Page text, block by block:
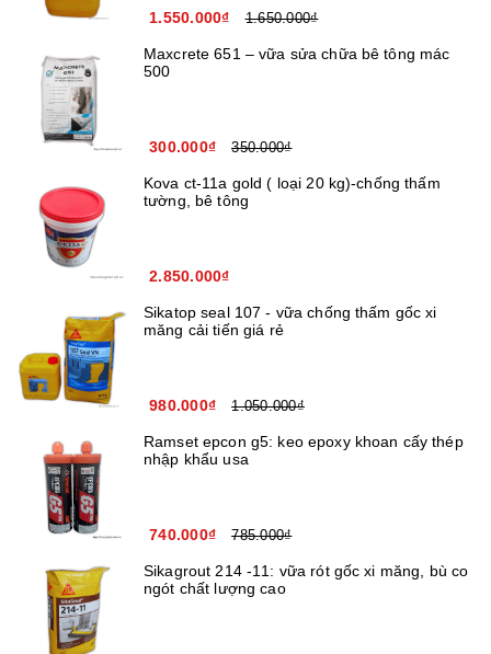
1.550.000₫ 1.650.000₫
Maxcrete 651 – vữa sửa chữa bê tông mác
500
300.000₫ 350.000₫
Kova ct-11a gold ( loại 20 kg)-chống thấm
tường, bê tông
2.850.000₫
Sikatop seal 107 - vữa chống thấm gốc xi
măng cải tiến giá rẻ
980.000₫ 1.050.000₫
Ramset epcon g5: keo epoxy khoan cấy thép
nhập khẩu usa
740.000₫ 785.000₫
Sikagrout 214 -11: vữa rót gốc xi măng, bù co
ngót chất lượng cao